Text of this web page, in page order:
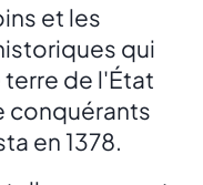
et les
qui
de l'État
conquérants
en 1378.